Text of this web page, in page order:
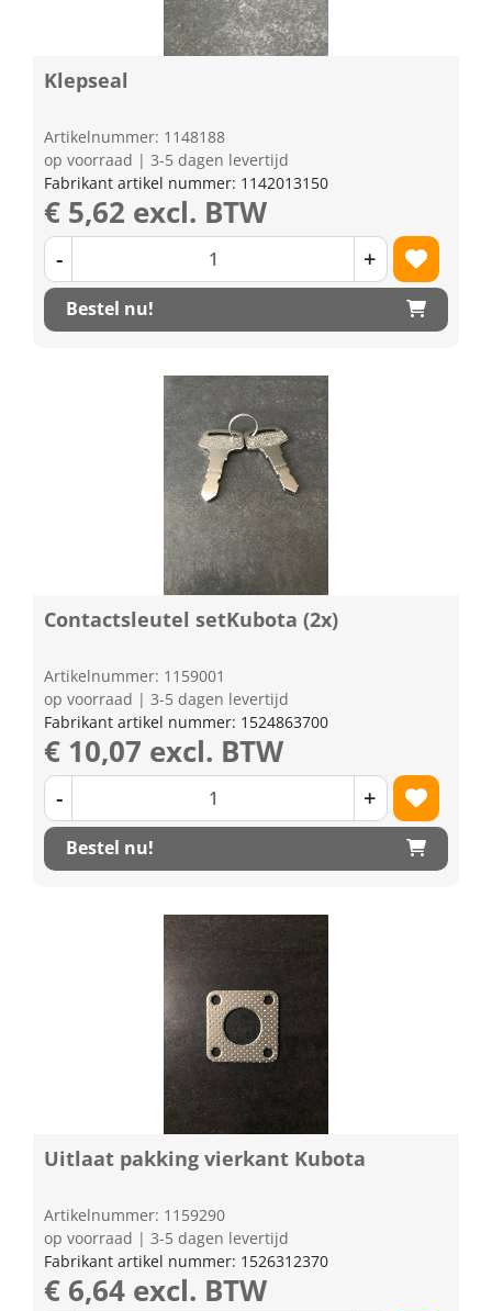
Klepseal
Artikelnummer: 1148188
op voorraad | 3-5 dagen levertijd
Fabrikant artikel nummer: 1142013150
€ 5,62 excl. BTW
- +
Bestel nu!
Contactsleutel setKubota (2x)
Artikelnummer: 1159001
op voorraad | 3-5 dagen levertijd
Fabrikant artikel nummer: 1524863700
€ 10,07 excl. BTW
- +
Bestel nu!
Uitlaat pakking vierkant Kubota
Artikelnummer: 1159290
op voorraad | 3-5 dagen levertijd
Fabrikant artikel nummer: 1526312370
€ 6,64 excl. BTW